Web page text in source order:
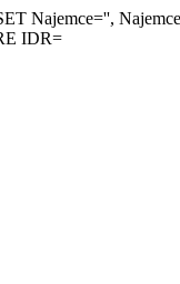
Najemce='',
IDR=